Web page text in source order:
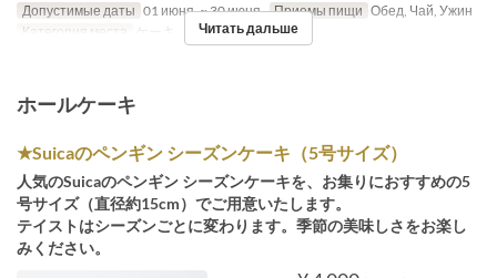
Допустимые даты 01 июня. ~ 30 июня. Приемы пищи Обед, Чай, Ужин
Категория места
ケーキ Читать дальше
ホールケーキ
★Suicaのペンギン シーズンケーキ（5号サイズ）
人気のSuicaのペンギン シーズンケーキを、お集りにおすすめの5
号サイズ（直径約15cm）でご用意いたします。
テイストはシーズンごとに変わります。季節の美味しさをお楽し
みください。